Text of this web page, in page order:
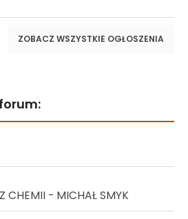
ZOBACZ WSZYSTKIE OGŁOSZENIA
CHEMII - MICHAŁ SMYK